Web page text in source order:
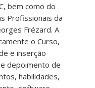
bem como do
Profissionais da
Frézard. A
o Curso,
e inserção
depoimento de
habilidades,